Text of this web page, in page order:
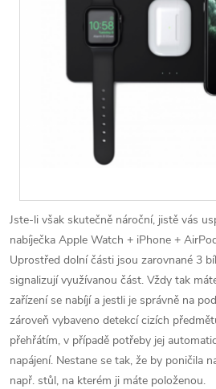
Jste-li však skutečně nároční, jistě vás
nabíječka Apple Watch + iPhone +
Uprostřed dolní části jsou zarovnané 3
signalizují využívanou část. Vždy tak
zařízení se nabíjí a jestli je správně na
zároveň vybaveno detekcí cizích
přehřátím, v případě potřeby jej
napájení. Nestane se tak, že by poničila
např. stůl, na kterém ji máte položenou.